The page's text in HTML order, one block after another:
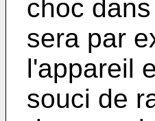
choc
sera par
l'appareil
souci de